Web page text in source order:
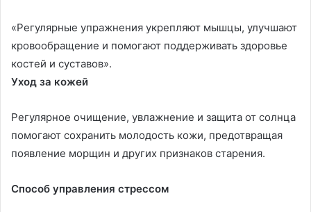
«Регулярные упражнения укрепляют мышцы, улучшают
кровообращение и помогают поддерживать здоровье
костей и суставов».
Уход за кожей
Регулярное очищение, увлажнение и защита от солнца
помогают сохранить молодость кожи, предотвращая
появление морщин и других признаков старения.
Способ управления стрессом